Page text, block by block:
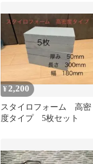
¥ 2,200
スタイロフォーム 高密
度タイプ 5枚セット